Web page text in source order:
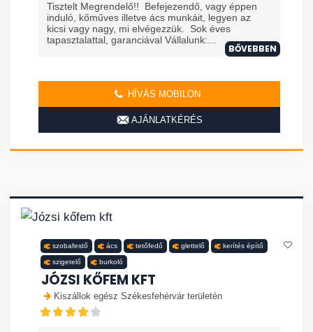
Tisztelt Megrendelő!! Befejezendő, vagy éppen
induló, kőműves illetve ács munkáit, legyen az
kicsi vagy nagy, mi elvégezzük. Sok éves
tapasztalattal, garanciával Vállalunk:...
BŐVEBBEN
HÍVÁS MOBILON
AJÁNLATKÉRÉS
szobafestő ács tetőfedő glettelő kerítés építő
szigetelő burkoló
JÓZSI KŐFEM KFT
Kiszállok egész Székesfehérvár területén